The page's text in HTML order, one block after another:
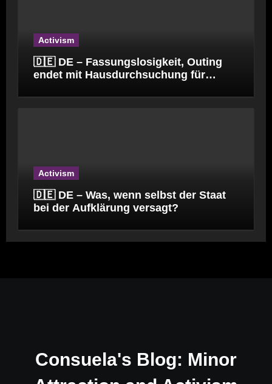
Activism
🇩🇪 DE – Fassungslosigkeit, Outing
endet mit Hausdurchsuchung für
Activism
🇩🇪 DE – Was, wenn selbst der Staat
bei der Aufklärung versagt?
Consuela's Blog: Minor